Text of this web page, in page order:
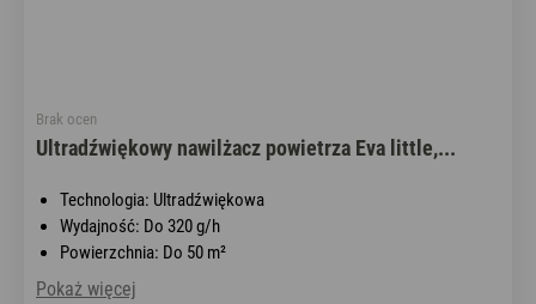
Brak ocen
Ultradźwiękowy nawilżacz powietrza Eva little,...
Technologia: Ultradźwiękowa
Wydajność: Do 320 g/h
Powierzchnia: Do 50 m²
Pokaż więcej